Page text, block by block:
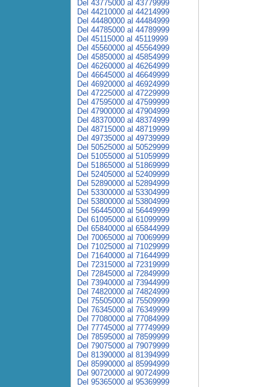
Del 43775000 al 43779999
Del 44210000 al 44214999
Del 44480000 al 44484999
Del 44785000 al 44789999
Del 45115000 al 45119999
Del 45560000 al 45564999
Del 45850000 al 45854999
Del 46260000 al 46264999
Del 46645000 al 46649999
Del 46920000 al 46924999
Del 47225000 al 47229999
Del 47595000 al 47599999
Del 47900000 al 47904999
Del 48370000 al 48374999
Del 48715000 al 48719999
Del 49735000 al 49739999
Del 50525000 al 50529999
Del 51055000 al 51059999
Del 51865000 al 51869999
Del 52405000 al 52409999
Del 52890000 al 52894999
Del 53300000 al 53304999
Del 53800000 al 53804999
Del 56445000 al 56449999
Del 61095000 al 61099999
Del 65840000 al 65844999
Del 70065000 al 70069999
Del 71025000 al 71029999
Del 71640000 al 71644999
Del 72315000 al 72319999
Del 72845000 al 72849999
Del 73940000 al 73944999
Del 74820000 al 74824999
Del 75505000 al 75509999
Del 76345000 al 76349999
Del 77080000 al 77084999
Del 77745000 al 77749999
Del 78595000 al 78599999
Del 79075000 al 79079999
Del 81390000 al 81394999
Del 85990000 al 85994999
Del 90720000 al 90724999
Del 95365000 al 95369999